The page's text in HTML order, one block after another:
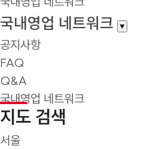
국내영업 네트워크 ▼
공지사항
FAQ
Q&A
국내영업 네트워크
지도 검색
서울